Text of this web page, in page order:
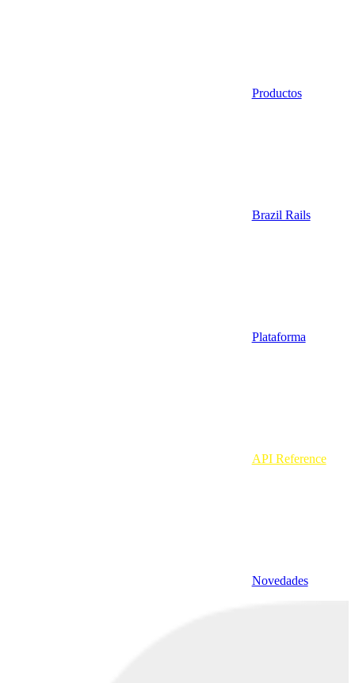
Productos
Brazil Rails
Plataforma
API Reference
Novedades